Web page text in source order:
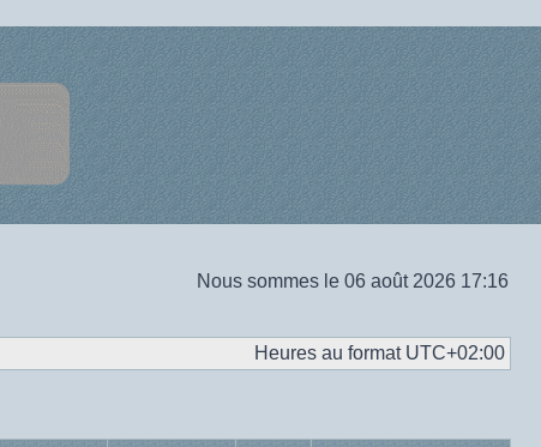
Nous sommes le 06 août 2026 17:16
Heures au format UTC+02:00